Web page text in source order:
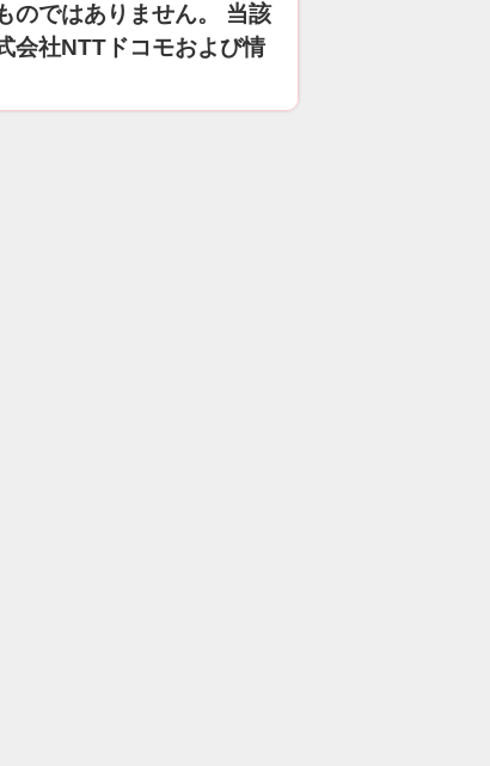
のではありません。 当該
会社NTTドコモおよび情